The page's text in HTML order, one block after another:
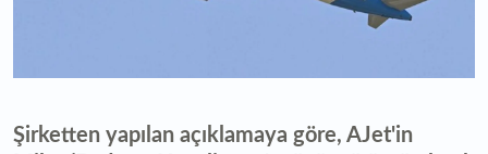
Şirketten yapılan açıklamaya göre, AJet'in